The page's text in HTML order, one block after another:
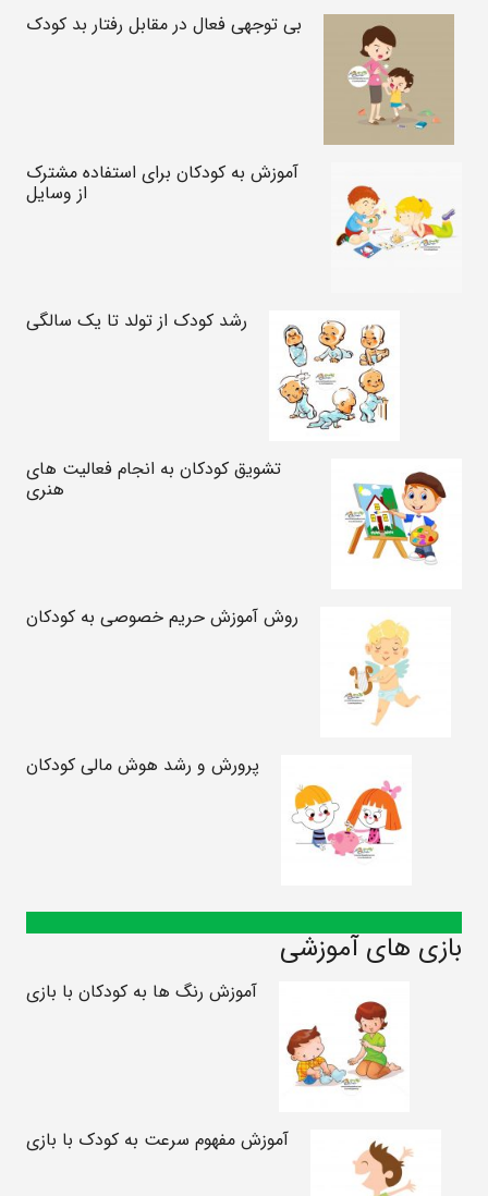
بی توجهی فعال در مقابل رفتار بد کودک
آموزش به کودکان برای استفاده مشترک
از وسایل
رشد کودک از تولد تا یک سالگی
تشویق کودکان به انجام فعالیت های
هنری
روش آموزش حریم خصوصی به کودکان
پرورش و رشد هوش مالی کودکان
بازی های آموزشی
آموزش رنگ ها به کودکان با بازی
آموزش مفهوم سرعت به کودک با بازی